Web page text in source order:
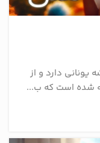
دارد و از